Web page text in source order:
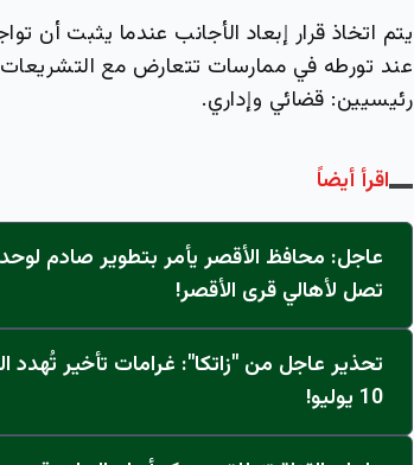
يتم اتخاذ قرار إبعاد الأجانب عندما يثبت أن
عند تورطه في ممارسات تتعارض مع التشريعات
رئيسيين: قضائي وإداري.
اقرأ أيضاً
عاجل: محافظ الأقصر يأمر بتطوير صادم
تصل لأهالي قرى الأقصر!
تحذير عاجل من "زاتكا": غرامات تأخير
10 يوليو!